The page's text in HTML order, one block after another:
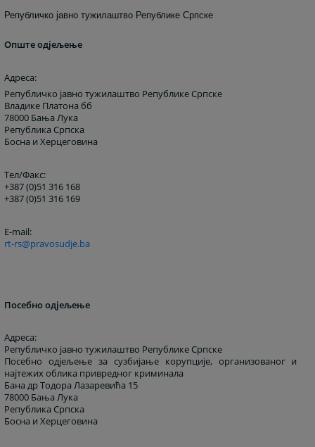
Републичко јавно тужилаштво Републике Српске
Опште одјељење
Адреса:
Републичко јавно тужилаштво Републике Српске
Владике Платона бб
78000 Бања Лука
Република Српска
Босна и Херцеговина
Тел/Факс:
+387 (0)51 316 168
+387 (0)51 316 169
E-mail:
rt-rs@pravosudje.ba
Посебно одјељење
Адреса:
Републичко јавно тужилаштво Републике Српске
Посебно одјељење за сузбијање корупције, организованог и
најтежих облика привредног криминала
Бана др Тодора Лазаревића 15
78000 Бања Лука
Република Српска
Босна и Херцеговина